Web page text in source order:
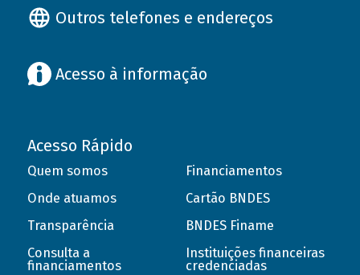
Outros telefones e endereços
Acesso à informação
Acesso Rápido
Quem somos
Onde atuamos
Transparência
Consulta a
financiamentos
Financiamentos
Cartão BNDES
BNDES Finame
Instituições financeiras
credenciadas